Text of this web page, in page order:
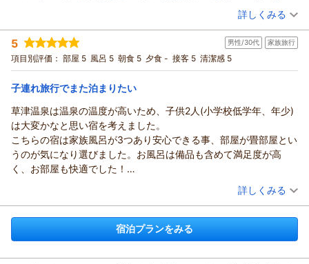
く、すぐ消して大丈夫でした。お布団は、フカフカの羽毛掛け布
団で、毛布が予備で置いてありましたが、毛布無くても十分暖か
かったです。敷布団は、厚めの「ムアツ布団」なのか？（未確
認）「西川の点で支えるムアツ布団」（←CMでおなじみ。年配者
はご存じかと）だと思われる敷布団で、寝心地最高でした。
トボトルの水）、電子レンジもあり、素泊まりには有り難い心遣
いがありました。
お風呂のお湯は「万代鉱」源泉で、草津の湯の特徴である熱いお
湯。「熱ければ水で薄めて」と仰ってましたが、掛け湯したらギ
リ入れました。温泉成分で浴槽の床がヌルっとした所も。「おお
お！温泉成分バッチリじゃないかぁ」（感動）と思わず声を出し
にスッキリ綺麗に！酸性の湯の効果抜群！また、写真で見るより
も四角い浴槽は広く、２人で入っても余裕がありました。
車も真横に停められ、出し入れ出来るので、以前から気になって
いたCGCハッピーバーグさんへ夕飯を食べに車で行けたので良か
（投稿日：2026/04/18）
宿泊時期： 2026年04月宿泊 (夫婦旅行)
投稿者： DoggyWomanさん
宿泊プラン： 【日にち限定】素泊まりプラン 和室 食事なし
宿泊価格帯： 9,001～10,000円(大人一人あたり/税込)
詳しくみる
5 男性/30代 家族旅行
項目別評価： 部屋 5 風呂 5 朝食 5 夕食 - 接客 5 清潔感 5
子連れ旅行でまた泊まりたい
草津温泉は温泉の温度が高いため、子供2人(小学校低学年、年少)
は大変かなと思い宿を考えました。
こちらの宿は家族風呂が3つあり安心できる事、部屋が畳部屋とい
うのが気になり選びました。お風呂は備品も含めて満足度が高
く、お部屋も快適でした！
朝食のみのプランにしたのですが、宿の近くにコンビニがあるの
が助かります。湯畑までは子供と散歩探検がてらですが探索がで
さておき、朝食も十分な量、子供とゆっくり食べれました。店主
さんが気さくに話しかけて下さり、久しぶりの草津の事を知れた
りと嬉しかったです。
（投稿日：2026/03/29）
宿泊時期： 2026年03月宿泊 (家族旅行)
投稿者： ミヤさん(男性/30代)
【早割】お得に泊る朝食付きプラン
詳しくみる
宿泊プランをみる